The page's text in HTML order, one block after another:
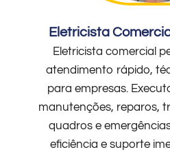
Eletricista
Eletricista comercial
atendimento rápido,
para empresas.
manutenções, reparos,
quadros e
eficiência e suporte